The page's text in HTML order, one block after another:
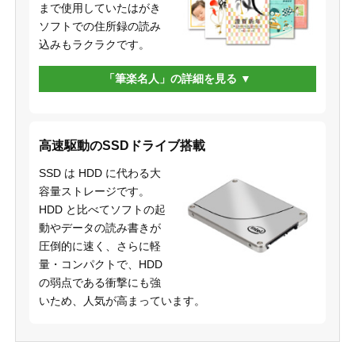
まで使用していたはがき
ソフトでの住所録の読み
込みもラクラクです。
「筆楽名人」の詳細を見る
高速駆動のSSDドライブ搭載
SSD は HDD に代わる大
容量ストレージです。
HDD と比べてソフトの起
動やデータの読み書きが
圧倒的に速く、さらに軽
量・コンパクトで、HDD
の弱点である衝撃にも強
いため、人気が高まっています。